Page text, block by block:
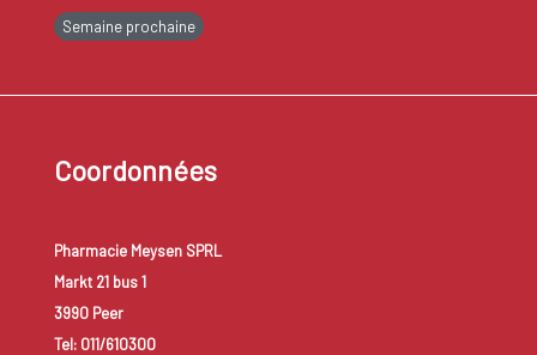
Semaine prochaine
Coordonnées
Pharmacie Meysen SPRL
Markt 21 bus 1
3990 Peer
Tel: 011/610300